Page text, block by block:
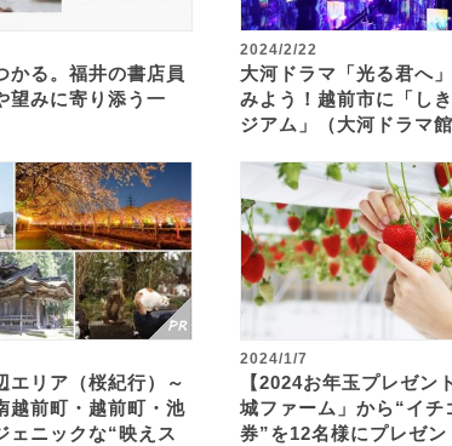
かる。福井の書店員
望みに寄り添う一
2024/2/22
大河ドラマ「光る君へ
みよう！越前市に「し
ジアム」（大河ドラマ
エリア（桜紀行）～
越前町・越前町・池
ェニックな“映えス
2024/1/7
【2024お年玉プレゼン
城ファーム」から“イチ
券”を12名様にプレゼン